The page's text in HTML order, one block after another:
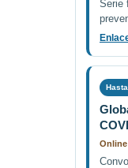
Serie
Online